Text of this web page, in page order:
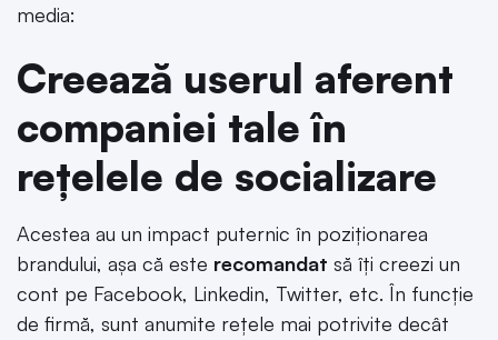
media:
Creează userul aferent
companiei tale în
rețelele de socializare
Acestea au un impact puternic în poziționarea
brandului, așa că este recomandat să îți creezi un
cont pe Facebook, Linkedin, Twitter, etc. În funcție
de firmă, sunt anumite rețele mai potrivite decât